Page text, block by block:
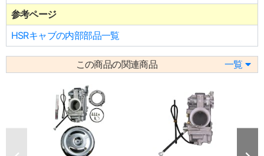
参考ページ
HSRキャブの内部部品一覧
この商品の関連商品 一覧